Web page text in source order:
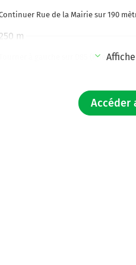
Rue de la Mairie sur 190
à gauche sur D85 (Rue de
m
à droite sur D973 (Rue de
Accéder